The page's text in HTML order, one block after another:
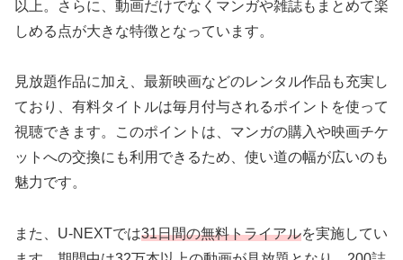
以上。さらに、動画だけでなくマンガや雑誌もまとめて楽
しめる点が大きな特徴となっています。
見放題作品に加え、最新映画などのレンタル作品も充実し
ており、有料タイトルは毎月付与されるポイントを使って
視聴できます。このポイントは、マンガの購入や映画チケ
ットへの交換にも利用できるため、使い道の幅が広いのも
魅力です。
また、U-NEXTでは31日間の無料トライアルを実施してい